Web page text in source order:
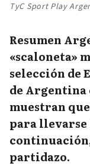
TyC Sport Play
Resumen
«scaloneta»
selección de
de Argentina
muestran
para llevarse
partidazo.